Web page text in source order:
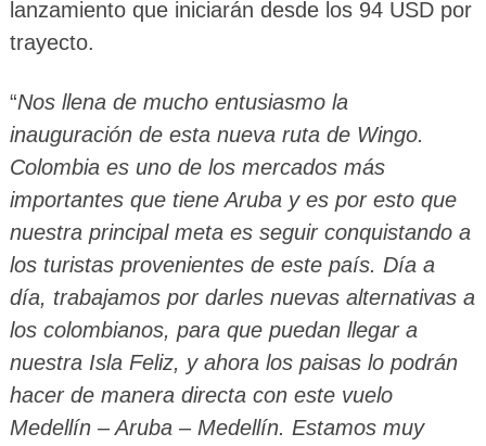
lanzamiento que iniciarán desde los 94 USD por
trayecto.
“Nos llena de mucho entusiasmo la
inauguración de esta nueva ruta de Wingo.
Colombia es uno de los mercados más
importantes que tiene Aruba y es por esto que
nuestra principal meta es seguir conquistando a
los turistas provenientes de este país. Día a
día, trabajamos por darles nuevas alternativas a
los colombianos, para que puedan llegar a
nuestra Isla Feliz, y ahora los paisas lo podrán
hacer de manera directa con este vuelo
Medellín – Aruba – Medellín. Estamos muy